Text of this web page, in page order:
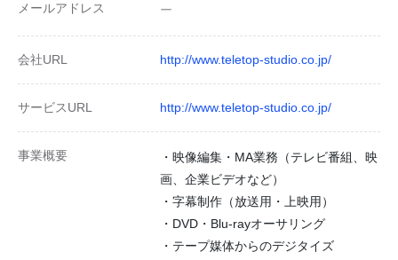
メールアドレス ー
会社URL http://www.teletop-studio.co.jp/
サービスURL http://www.teletop-studio.co.jp/
事業概要
・映像編集・MA業務（テレビ番組、映
画、企業ビデオなど）
・字幕制作（放送用・上映用）
・DVD・Blu-rayオーサリング
・テープ媒体からのデジタイズ